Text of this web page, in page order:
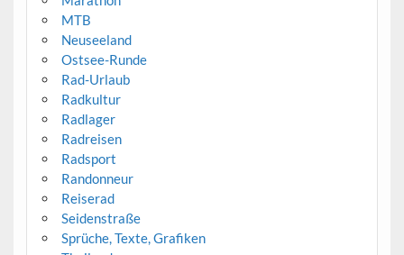
MTB
Neuseeland
Ostsee-Runde
Rad-Urlaub
Radkultur
Radlager
Radreisen
Radsport
Randonneur
Reiserad
Seidenstraße
Sprüche, Texte, Grafiken